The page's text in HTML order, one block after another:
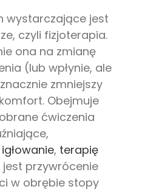
wystarczające jest
czyli fizjoterapia.
ona na zmianę
(lub wpłynie, ale
zmniejszy
Obejmuje
ćwiczenia
, terapię
jest przywrócenie
w obrębie stopy